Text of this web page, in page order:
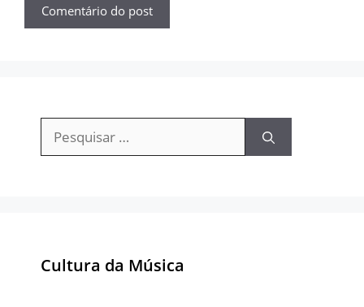
Pesquisar
por:
Cultura da Música